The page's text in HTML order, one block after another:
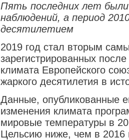
Пять последних лет
наблюдений, а период
десятилетием
2019 год стал вторым
зарегистрированных
климата Европейского
жаркого десятилетия в
Данные, опубликованные
изменения климата
мировые температуры в
Цельсию ниже, чем в 2016